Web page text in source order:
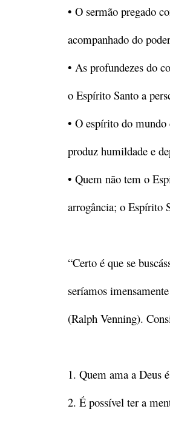
• O sermão pregado
acompanhado do
• As profundezes do
o Espírito Santo a
• O espírito do
produz humildade e
• Quem não tem o
arrogância; o Espírito
“Certo é que se
seríamos
(Ralph Venning).
1. Quem ama a Deus
2. É possível ter a